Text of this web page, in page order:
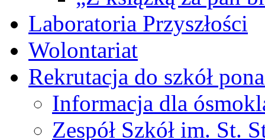
Laboratoria Przyszłości
Wolontariat
Rekrutacja do szkół
Informacja dla
Zespół Szkół im. St.